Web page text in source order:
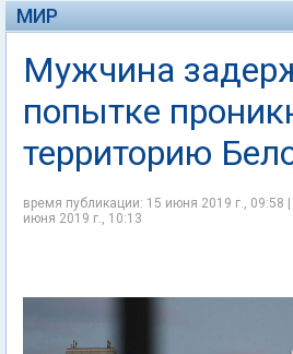
МИР
Мужчина
попытке
территорию
время публикации: 15 июня 2019 г., 09:58
июня 2019 г., 10:13